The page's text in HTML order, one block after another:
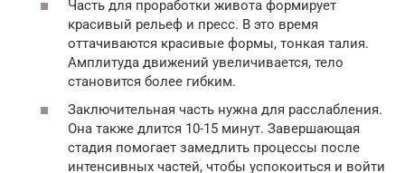
Часть для проработки живота формирует
красивый рельеф и пресс. В это время
оттачиваются красивые формы, тонкая талия.
Амплитуда движений увеличивается, тело
становится более гибким.
Заключительная часть нужна для расслабления.
Она также длится 10-15 минут. Завершающая
стадия помогает замедлить процессы после
интенсивных частей, чтобы успокоиться и войти